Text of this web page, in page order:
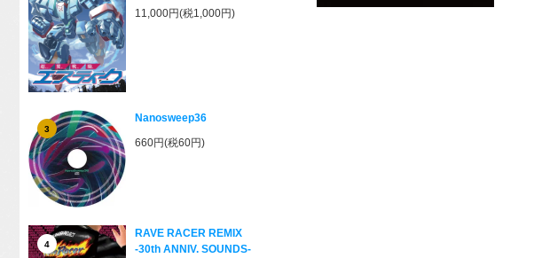
11,000円(税1,000円)
3
Nanosweep36
660円(税60円)
4
RAVE RACER REMIX
-30th ANNIV. SOUNDS-